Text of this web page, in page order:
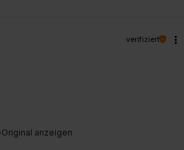
Original anzeigen
verifiziert